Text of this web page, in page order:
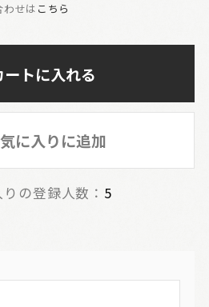
わせは こちら
ートに入れる
に入りに追加
の登録人数： 5